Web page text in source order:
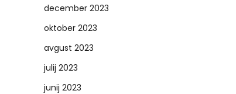
december 2023
oktober 2023
avgust 2023
julij 2023
junij 2023